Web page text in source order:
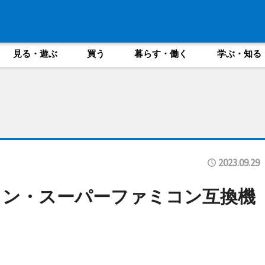
見る・遊ぶ 買う 暮らす・働く 学ぶ・知る
2023.09.29
・スーパーファミコン互換機